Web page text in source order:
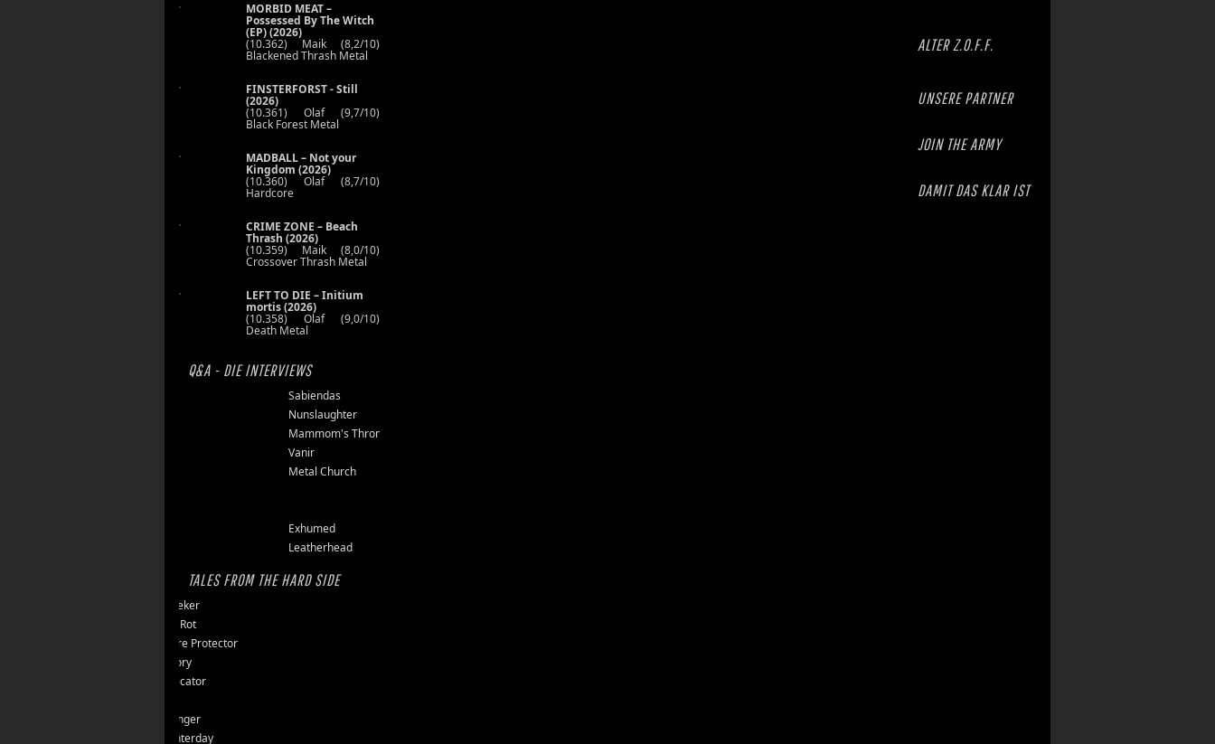
MORBID MEAT –
Possessed By The Witch
(EP) (2026)
(10.362) Maik (8,2/10)
Blackened Thrash Metal
FINSTERFORST - Still
(2026)
(10.361) Olaf (9,7/10)
Black Forest Metal
MADBALL – Not your
Kingdom (2026)
(10.360) Olaf (8,7/10)
Hardcore
CRIME ZONE – Beach
Thrash (2026)
(10.359) Maik (8,0/10)
Crossover Thrash Metal
LEFT TO DIE – Initium
mortis (2026)
(10.358) Olaf (9,0/10)
Death Metal
Q&A - DIE INTERVIEWS
Sabiendas
Nunslaughter
Mammom's Throne
Vanir
Metal Church
Exhumed
Leatherhead
TALES FROM THE HARD SIDE
Endseeker
Jungle Rot
40 Jahre Protector
Vomitory
Messticator
Clawfinger
Slaughterday
ALTER Z.O.F.F.
UNSERE PARTNER
JOIN THE ARMY
DAMIT DAS KLAR IST